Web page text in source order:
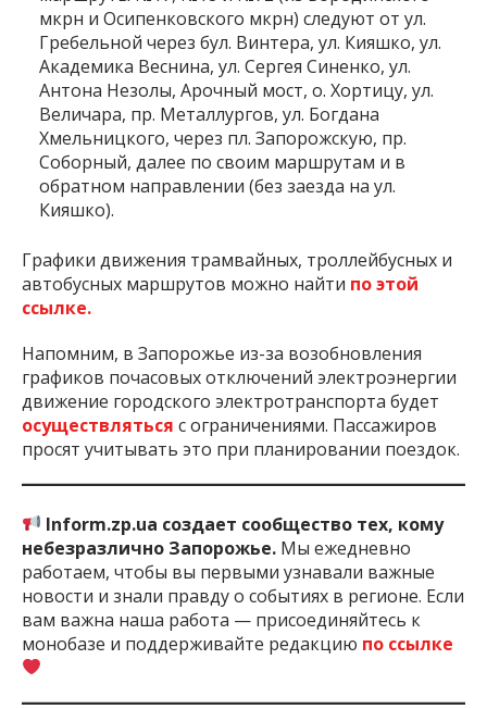
мкрн и Осипенковского мкрн) следуют от ул.
Гребельной через бул. Винтера, ул. Кияшко, ул.
Академика Веснина, ул. Сергея Синенко, ул.
Антона Незолы, Арочный мост, о. Хортицу, ул.
Величара, пр. Металлургов, ул. Богдана
Хмельницкого, через пл. Запорожскую, пр.
Соборный, далее по своим маршрутам и в
обратном направлении (без заезда на ул.
Кияшко).
Графики движения трамвайных, троллейбусных и
автобусных маршрутов можно найти по этой
ссылке.
Напомним, в Запорожье из-за возобновления
графиков почасовых отключений электроэнергии
движение городского электротранспорта будет
осуществляться с ограничениями. Пассажиров
просят учитывать это при планировании поездок.
Inform.zp.ua создает сообщество тех, кому
небезразлично Запорожье. Мы ежедневно
работаем, чтобы вы первыми узнавали важные
новости и знали правду о событиях в регионе. Если
вам важна наша работа — присоединяйтесь к
монобазе и поддерживайте редакцию по ссылке